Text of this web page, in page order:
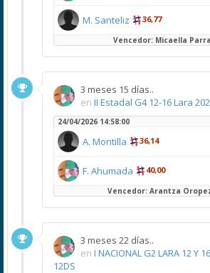
M. Santeliz 36,77
Vencedor: Micaella
3 meses 15 días..
en II Estadal G4 12-16 Lara
24/04/2026 14:58:00
A. Montilla 36,14
F. Ahumada 40,00
Vencedor: Arantza
3 meses 22 días..
en I NACIONAL G2 LARA 12 Y
12DS